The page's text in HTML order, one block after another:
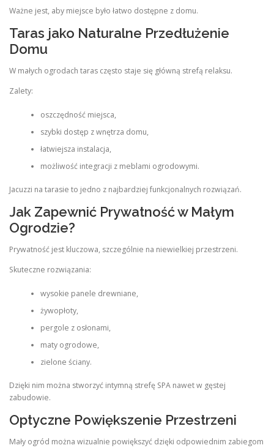
Ważne jest, aby miejsce było łatwo dostępne z domu.
Taras jako Naturalne Przedłużenie
Domu
W małych ogrodach taras często staje się główną strefą relaksu.
Zalety:
oszczędność miejsca,
szybki dostęp z wnętrza domu,
łatwiejsza instalacja,
możliwość integracji z meblami ogrodowymi.
Jacuzzi na tarasie to jedno z najbardziej funkcjonalnych rozwiązań.
Jak Zapewnić Prywatność w Małym
Ogrodzie?
Prywatność jest kluczowa, szczególnie na niewielkiej przestrzeni.
Skuteczne rozwiązania:
wysokie panele drewniane,
żywopłoty,
pergole z osłonami,
maty ogrodowe,
zielone ściany.
Dzięki nim można stworzyć intymną strefę SPA nawet w gęstej
zabudowie.
Optyczne Powiększenie Przestrzeni
Mały ogród można wizualnie powiększyć dzięki odpowiednim zabiegom